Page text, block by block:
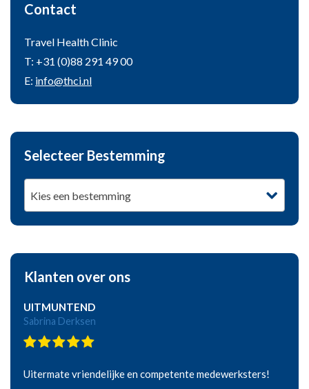
Contact
Travel Health Clinic
T: +31 (0)88 291 49 00
E: info@thci.nl
Selecteer Bestemming
Kies een bestemming
Klanten over ons
UITMUNTEND
Sabrina Derksen
Uitermate vriendelijke en competente medewerksters!